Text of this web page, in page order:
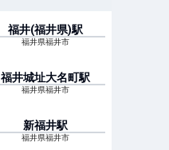
福井(福井県)駅
福井県福井市
福井城址大名町駅
福井県福井市
新福井駅
福井県福井市